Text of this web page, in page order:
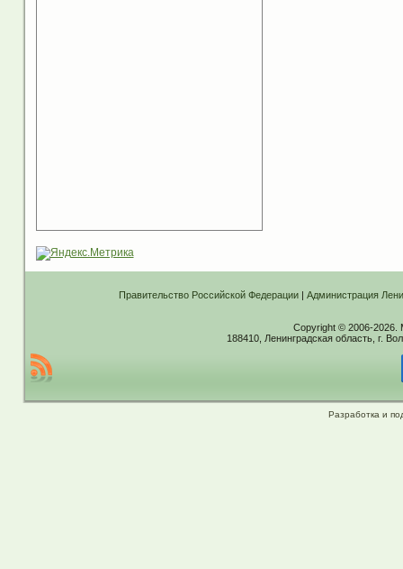
Правительство Российской Федерации| Администрация
Copyright © 2006-2026.
188410, Ленинградская область, г.
Разработка и